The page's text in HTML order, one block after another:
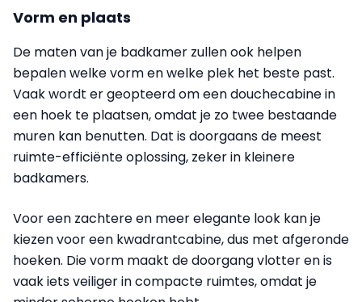
Vorm en plaats
De maten van je badkamer zullen ook helpen
bepalen welke vorm en welke plek het beste past.
Vaak wordt er geopteerd om een douchecabine in
een hoek te plaatsen, omdat je zo twee bestaande
muren kan benutten. Dat is doorgaans de meest
ruimte-efficiënte oplossing, zeker in kleinere
badkamers.
Voor een zachtere en meer elegante look kan je
kiezen voor een kwadrantcabine, dus met afgeronde
hoeken. Die vorm maakt de doorgang vlotter en is
vaak iets veiliger in compacte ruimtes, omdat je